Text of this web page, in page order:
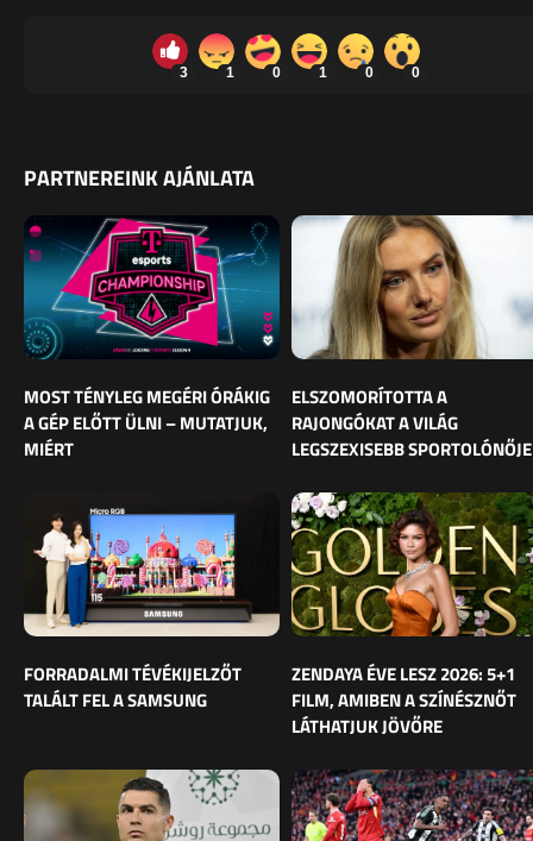
3 1 0 1 0 0
PARTNEREINK AJÁNLATA
MOST TÉNYLEG MEGÉRI ÓRÁKIG
A GÉP ELŐTT ÜLNI – MUTATJUK,
MIÉRT
ELSZOMORÍTOTTA A
RAJONGÓKAT A VILÁG
LEGSZEXISEBB SPORTOLÓNŐJE
FORRADALMI TÉVÉKIJELZŐT
TALÁLT FEL A SAMSUNG
ZENDAYA ÉVE LESZ 2026: 5+1
FILM, AMIBEN A SZÍNÉSZNŐT
LÁTHATJUK JÖVŐRE